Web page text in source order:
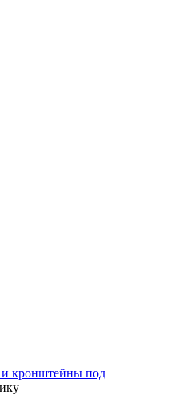
кронштейны под